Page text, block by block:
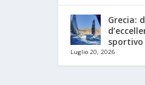
Grecia:
sportivo
Luglio 20, 2026